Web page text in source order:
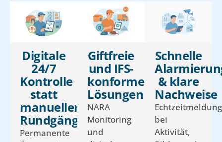
Digitale
24/7
Kontrolle
statt
manueller
Rundgänge
Permanente
Giftfreie
und IFS-
konforme
Lösungen
NARA
Monitoring
und
Schnelle
& klare
Nachweise
bei
Aktivität,